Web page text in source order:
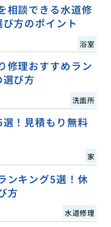
相談できる水道修
方のポイント
浴室
修理おすすめラン
び方
洗面所
！見積もり無料
家
ンキング5選！休
方
水道修理